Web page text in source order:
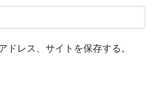
レス、サイトを保存する。